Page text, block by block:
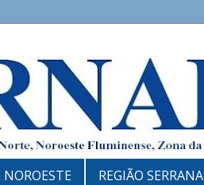
NOROESTE REGIÃO SERRANA